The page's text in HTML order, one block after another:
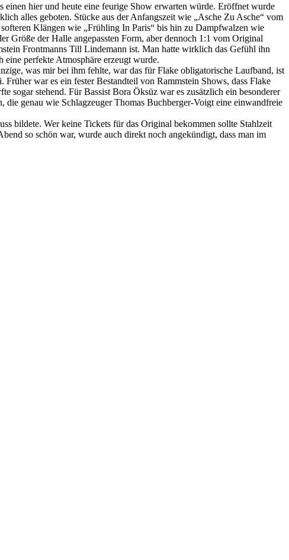
hier und heute eine feurige Show erwarten würde. Eröffnet wurde
alles geboten. Stücke aus der Anfangszeit wie „Asche Zu Asche“ vom
Klängen wie „Frühling In Paris“ bis hin zu Dampfwalzen wie
Größe der Halle angepassten Form, aber dennoch 1:1 vom Original
Frontmanns Till Lindemann ist. Man hatte wirklich das Gefühl ihn
perfekte Atmosphäre erzeugt wurde.
was mir bei ihm fehlte, war das für Flake obligatorische Laufband, ist
war es ein fester Bestandteil von Rammstein Shows, dass Flake
sogar stehend. Für Bassist Bora Öksüz war es zusätzlich ein besonderer
genau wie Schlagzeuger Thomas Buchberger-Voigt eine einwandfreie
bildete. Wer keine Tickets für das Original bekommen sollte Stahlzeit
so schön war, wurde auch direkt noch angekündigt, dass man im